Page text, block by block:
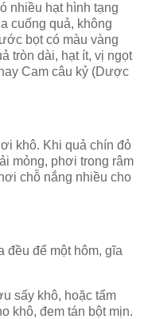
nhiều hạt hình tạng
cuống quả, không
bọt có màu vàng
tròn dài, hạt ít, vị ngọt
Cam câu kỷ (Dược
khô. Khi quả chín đỏ
mỏng, phơi trong râm
chỗ nắng nhiều cho
để một hôm, gĩa
sấy khô, hoặc tẩm
khô, đem tán bột mịn.